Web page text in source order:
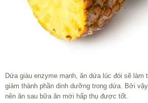
Dứa giàu enzyme mạnh, ăn dứa lúc đói sẽ làm
giảm thành phần dinh dưỡng trong dứa. Bởi
nên ăn sau bữa ăn mới hấp thụ được tốt.